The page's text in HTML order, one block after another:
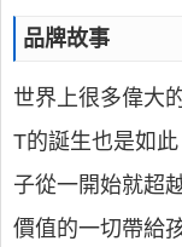
品牌故事
世界上很多偉大
T的誕生也是如
子從一開始就超
價值的一切帶給